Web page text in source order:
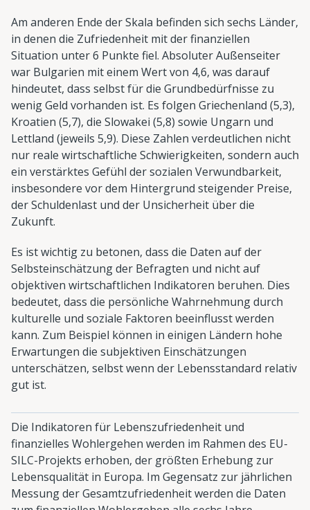
Am anderen Ende der Skala befinden sich sechs Länder,
in denen die Zufriedenheit mit der finanziellen
Situation unter 6 Punkte fiel. Absoluter Außenseiter
war Bulgarien mit einem Wert von 4,6, was darauf
hindeutet, dass selbst für die Grundbedürfnisse zu
wenig Geld vorhanden ist. Es folgen Griechenland (5,3),
Kroatien (5,7), die Slowakei (5,8) sowie Ungarn und
Lettland (jeweils 5,9). Diese Zahlen verdeutlichen nicht
nur reale wirtschaftliche Schwierigkeiten, sondern auch
ein verstärktes Gefühl der sozialen Verwundbarkeit,
insbesondere vor dem Hintergrund steigender Preise,
der Schuldenlast und der Unsicherheit über die
Zukunft.
Es ist wichtig zu betonen, dass die Daten auf der
Selbsteinschätzung der Befragten und nicht auf
objektiven wirtschaftlichen Indikatoren beruhen. Dies
bedeutet, dass die persönliche Wahrnehmung durch
kulturelle und soziale Faktoren beeinflusst werden
kann. Zum Beispiel können in einigen Ländern hohe
Erwartungen die subjektiven Einschätzungen
unterschätzen, selbst wenn der Lebensstandard relativ
gut ist.
Die Indikatoren für Lebenszufriedenheit und
finanzielles Wohlergehen werden im Rahmen des EU-
SILC-Projekts erhoben, der größten Erhebung zur
Lebensqualität in Europa. Im Gegensatz zur jährlichen
Messung der Gesamtzufriedenheit werden die Daten